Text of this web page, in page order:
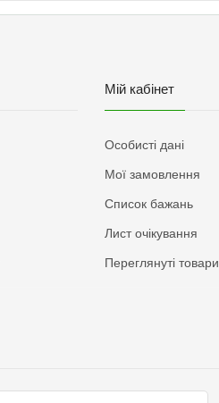
Мій кабінет
Особисті дані
Мої замовлення
Список бажань
Лист очікування
Переглянуті товари